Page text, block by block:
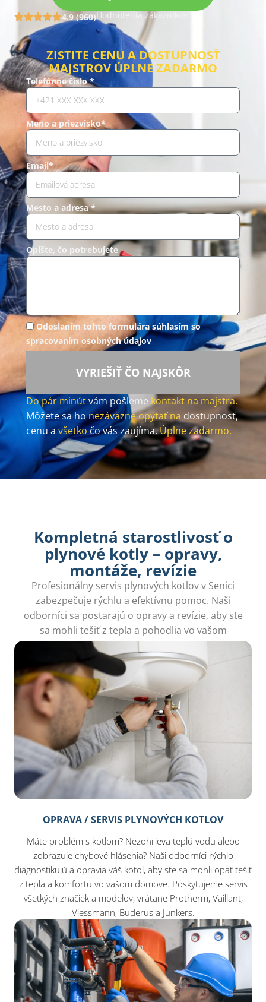
4.9 (960)Hodnotenia zákazníkov
ZISTITE CENU A DOSTUPNOSŤ
MAJSTROV ÚPLNE ZADARMO
Telefónne číslo *
Meno a priezvisko*
Email*
Mesto a adresa *
Opíšte, čo potrebujete
Odoslaním tohto formulára súhlasím so
spracovaním osobných údajov
VYRIEŠIŤ ČO NAJSKÔR
Do pár minútvám pošleme kontakt na majstra.
Môžete sa honezáväzne opýtať na dostupnosť,
cenu avšetkočo vás zaujíma.Úplne zadarmo.
Kompletná starostlivosť o
plynové kotly – opravy,
montáže, revízie
Profesionálny servis plynových kotlov v Senici
zabezpečuje rýchlu a efektívnu pomoc. Naši
odborníci sa postarajú o opravy a revízie, aby ste
sa mohli tešiť z tepla a pohodlia vo vašom
domove.
OPRAVA / SERVIS PLYNOVÝCH KOTLOV
Máte problém s kotlom? Nezohrieva teplú vodu alebo
zobrazuje chybové hlásenia? Naši odborníci rýchlo
diagnostikujú a opravia váš kotol, aby ste sa mohli opäť tešiť
z tepla a komfortu vo vašom domove. Poskytujeme servis
všetkých značiek a modelov, vrátane Protherm, Vaillant,
Viessmann, Buderus a Junkers.​